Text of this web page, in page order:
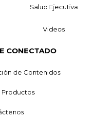
Salud Ejecutiva
Videos
CONECTADO
de Contenidos
Productos